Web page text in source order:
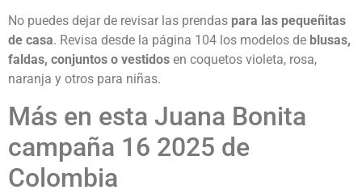
No puedes dejar de revisar las prendas para las pequeñitas
de casa. Revisa desde la página 104 los modelos de blusas,
faldas, conjuntos o vestidos en coquetos violeta, rosa,
naranja y otros para niñas.
Más en esta Juana Bonita
campaña 16 2025 de
Colombia